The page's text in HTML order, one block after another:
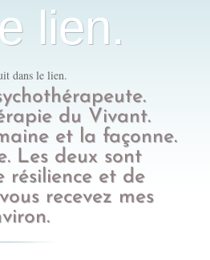
lien.
du Vivant.
et la façonne.
Les deux sont
résilience et de
recevez mes